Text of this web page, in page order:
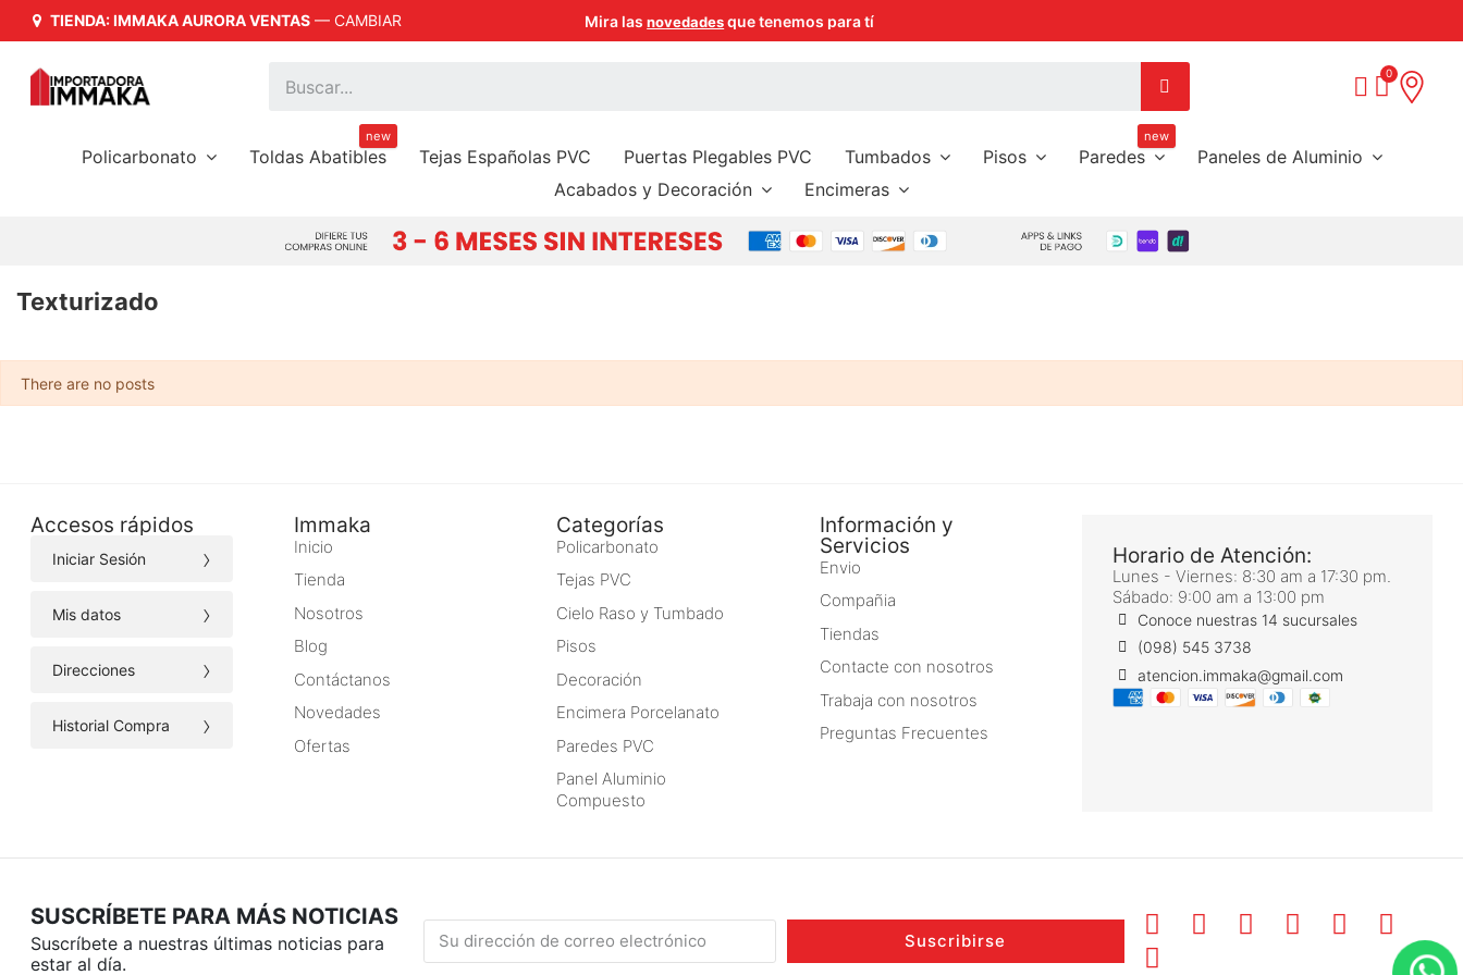
TIENDA: IMMAKA AURORA VENTAS — CAMBIAR
en Importación y Distribución a Nivel Nacional Mira lasnovedadesque tenemos para tí
Policarbonato Toldas Abatibles
new
Tejas Españolas PVC Puertas Plegables PVC Tumbados Pisos Paredes
new
Paneles de Aluminio
Acabados y Decoración
Encimeras
Texturizado
There are no posts
Accesos rápidos
Iniciar Sesión ›
Mis datos ›
Direcciones ›
Historial Compra ›
Immaka
Inicio
Tienda
Nosotros
Blog
Contáctanos
Novedades
Ofertas
Categorías
Policarbonato
Tejas PVC
Cielo Raso y Tumbado
Pisos
Decoración
Encimera Porcelanato
Paredes PVC
Panel Aluminio
Compuesto
Información y
Servicios
Envio
Compañia
Tiendas
Contacte con nosotros
Trabaja con nosotros
Preguntas Frecuentes
Horario de Atención:
Lunes - Viernes: 8:30 am a 17:30 pm.
Sábado: 9:00 am a 13:00 pm
Conoce nuestras 14 sucursales
(098) 545 3738
atencion.immaka@gmail.com
SUSCRÍBETE PARA MÁS NOTICIAS
Suscríbete a nuestras últimas noticias para
estar al día.
Suscribirse